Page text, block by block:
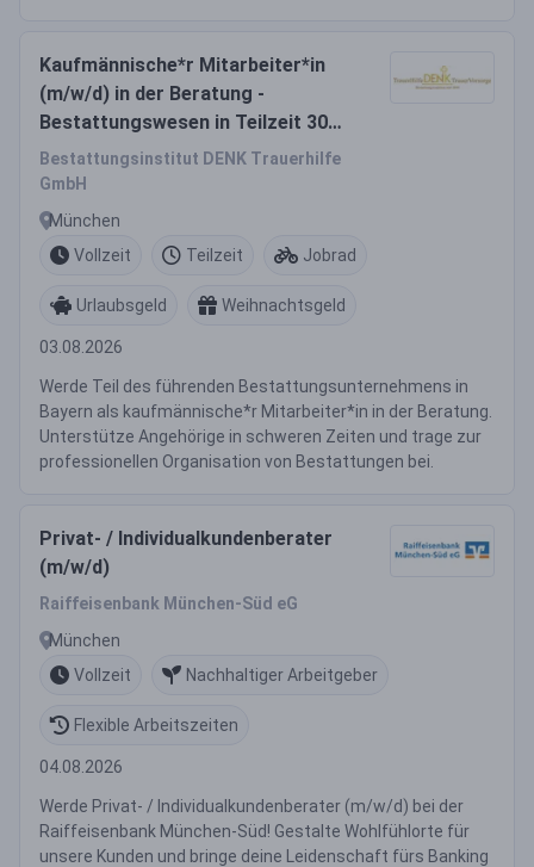
Kaufmännische*r Mitarbeiter*in
(m/w/d) in der Beratung -
Bestattungswesen in Teilzeit 30
Std./Woche in München
Bestattungsinstitut DENK Trauerhilfe
GmbH
München
Vollzeit
Teilzeit Jobrad
Urlaubsgeld Weihnachtsgeld
03.08.2026
Werde Teil des führenden Bestattungsunternehmens in
Bayern als kaufmännische*r Mitarbeiter*in in der Beratung.
Unterstütze Angehörige in schweren Zeiten und trage zur
professionellen Organisation von Bestattungen bei.
Privat- / Individualkundenberater
(m/w/d)
Raiffeisenbank München-Süd eG
München
Vollzeit
Nachhaltiger Arbeitgeber
Flexible Arbeitszeiten
04.08.2026
Werde Privat- / Individualkundenberater (m/w/d) bei der
Raiffeisenbank München-Süd! Gestalte Wohlfühlorte für
unsere Kunden und bringe deine Leidenschaft fürs Banking